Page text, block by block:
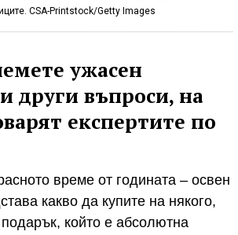
CSA-Printstock/Getty Images
ужасен
други въпроси, на
експертите по
време от годината – освен
какво да купите на някого,
който е абсолютна